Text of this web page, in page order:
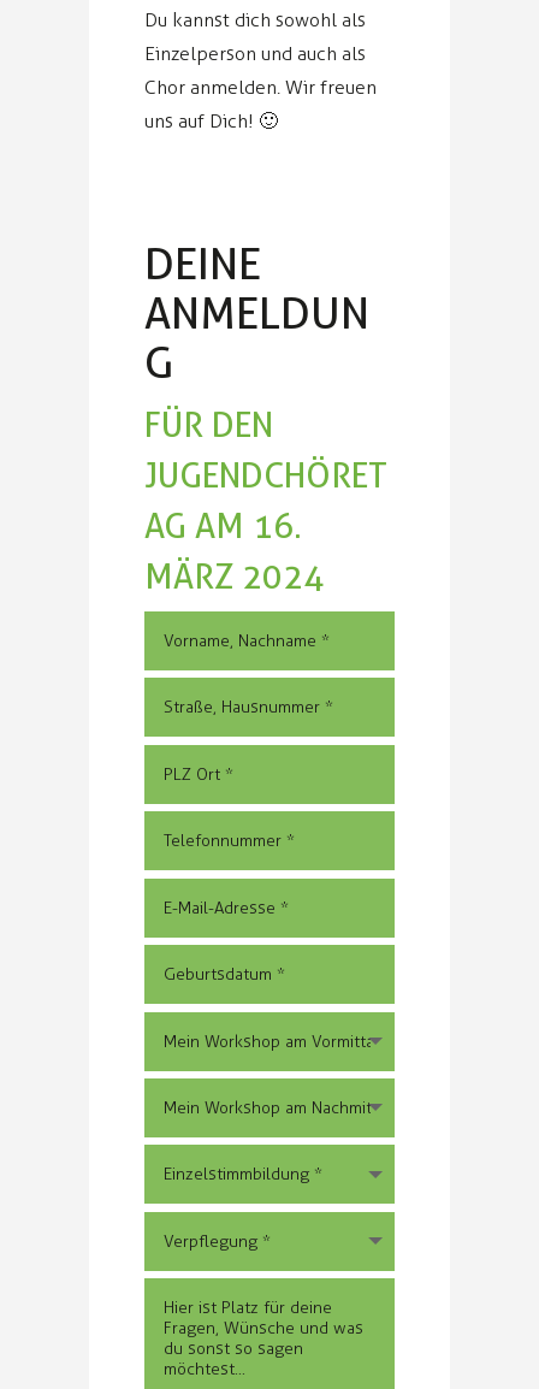
Du kannst dich sowohl als
Einzelperson und auch als
Chor anmelden. Wir freuen
uns auf Dich! 🙂
DEINE
ANMELDUN
G
FÜR DEN
JUGENDCHÖRET
AG AM 16.
MÄRZ 2024